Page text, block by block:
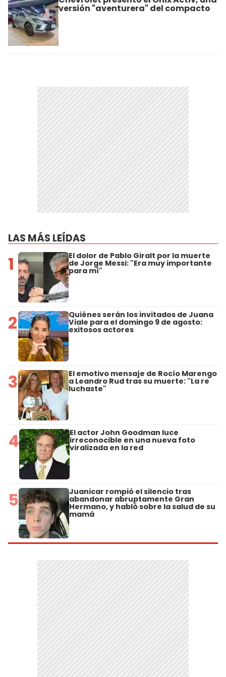
versión "aventurera" del compacto
LAS MÁS LEÍDAS
1 El dolor de Pablo Giralt por la muerte
de Jorge Messi: "Era muy importante
para mí"
2 Quiénes serán los invitados de Juana
Viale para el domingo 9 de agosto:
exitosos actores
3 El emotivo mensaje de Rocío Marengo
a Leandro Rud tras su muerte: "La re
luchaste"
4 El actor John Goodman luce
irreconocible en una nueva foto
viralizada en la red
5 Juanicar rompió el silencio tras
abandonar abruptamente Gran
Hermano, y habló sobre la salud de su
mamá